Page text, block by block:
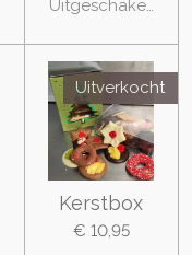
Uitgeschakeld
Uitverkocht
Kerstbox
€ 10,95